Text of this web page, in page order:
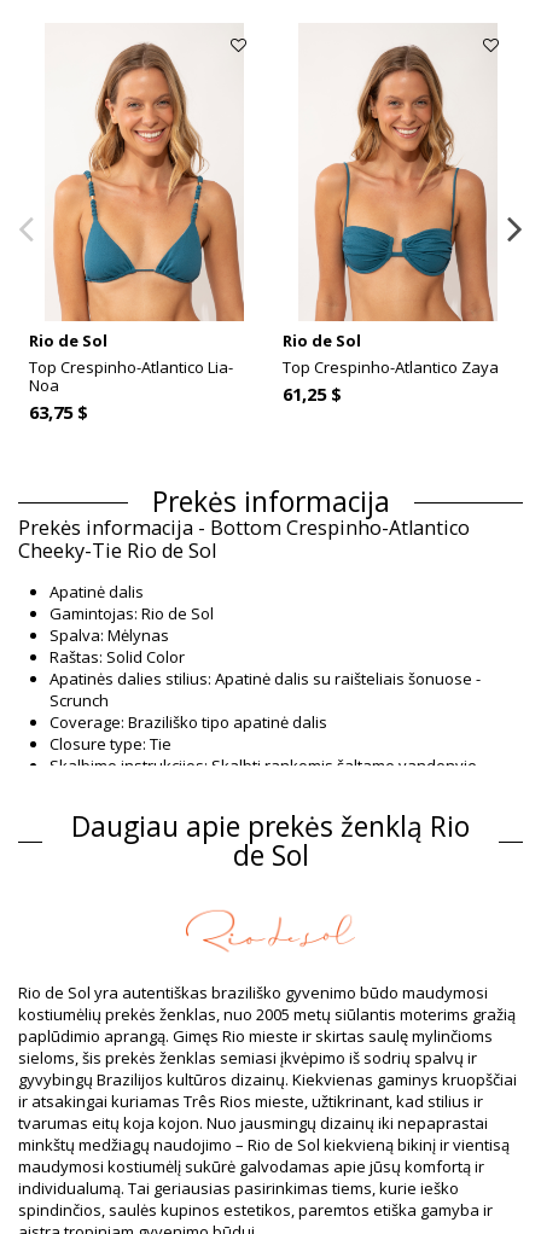
Rio de Sol
Top Crespinho-Atlantico Lia-
Noa
63,75 $
Rio de Sol
Top Crespinho-Atlantico Zaya
61,25 $
Prekės informacija
Prekės informacija - Bottom Crespinho-Atlantico
Cheeky-Tie Rio de Sol
Apatinė dalis
Gamintojas: Rio de Sol
Spalva: Mėlynas
Raštas: Solid Color
Apatinės dalies stilius: Apatinė dalis su raišteliais šonuose -
Scrunch
Coverage: Braziliško tipo apatinė dalis
Closure type: Tie
Skalbimo instrukcijos: Skalbti rankomis šaltame vandenyje,
Kilmė: Pagaminta Brazilijoje
Apatinė dalis Mėlynas Rio de Sol SPRING
Sudėtis: 84% Biodegradable Nylon (AMNI SOUL ECO), 16%
Spandex (LYCRA) - OEKO-TEX - Chlorine Resistant
Spandex (LYCRA) - OEKO-TEX - Chlorine Resistant
UV Protection: UPF 50+
Informacija apie gaminį
Skyrius: Moterys, Apatinė dalis
Į pakuotę įeina: 1 x Apatinė dalis (Kiti priedai nepridedami)
HS CODE: 6112.41.0010
SKU: 1981126708
EAN: XS (7899810437853), S (7899810437860), M (7899810437877),
L (7899810437884), XL (7899810437891)
Svoris: 45g / 0.1lb / 1.59oz
Daugiau apie prekės ženklą Rio
de Sol
Rio de Sol yra autentiškas braziliško gyvenimo būdo maudymosi
kostiumėlių prekės ženklas, nuo 2005 metų siūlantis moterims gražią
paplūdimio aprangą. Gimęs Rio mieste ir skirtas saulę mylinčioms
sieloms, šis prekės ženklas semiasi įkvėpimo iš sodrių spalvų ir
gyvybingų Brazilijos kultūros dizainų. Kiekvienas gaminys kruopščiai
ir atsakingai kuriamas Três Rios mieste, užtikrinant, kad stilius ir
tvarumas eitų koja kojon. Nuo jausmingų dizainų iki nepaprastai
minkštų medžiagų naudojimo – Rio de Sol kiekvieną bikinį ir vientisą
maudymosi kostiumėlį sukūrė galvodamas apie jūsų komfortą ir
individualumą. Tai geriausias pasirinkimas tiems, kurie ieško
spindinčios, saulės kupinos estetikos, paremtos etiška gamyba ir